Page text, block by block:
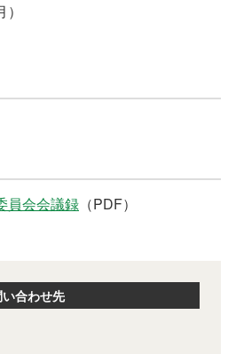
ならは
員会会議録 （PDF）
合わせ先